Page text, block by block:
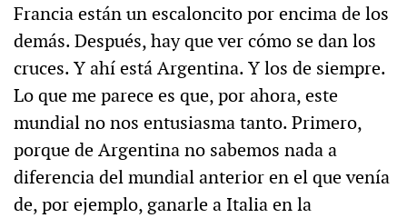
Francia están un escaloncito por encima de los
demás. Después, hay que ver cómo se dan los
cruces. Y ahí está Argentina. Y los de siempre.
Lo que me parece es que, por ahora, este
mundial no nos entusiasma tanto. Primero,
porque de Argentina no sabemos nada a
diferencia del mundial anterior en el que venía
de, por ejemplo, ganarle a Italia en la